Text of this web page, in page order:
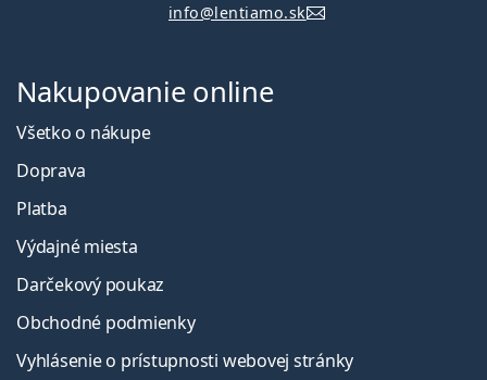
info@lentiamo.sk
Nakupovanie online
Všetko o nákupe
Doprava
Platba
Výdajné miesta
Darčekový poukaz
Obchodné podmienky
Vyhlásenie o prístupnosti webovej stránky